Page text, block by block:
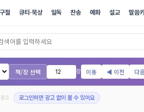
절 큐티·묵상 일독 찬송 예화 설교 말씀
라인 성경
책/장 선택 장 이동 ◀ 이전 다
광고 로그인하면 광고 없이 볼 수 있어요